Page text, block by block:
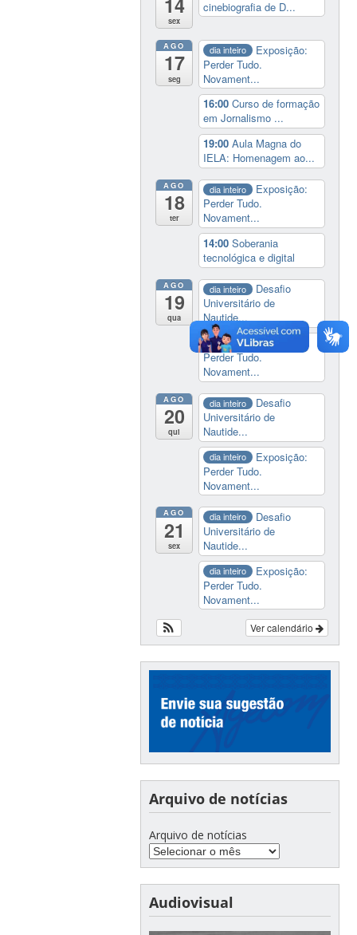
14
sex
cinebiografia de D...
AGO
17
seg
dia inteiro
Exposição:
Perder Tudo.
Novament...
16:00Curso de formação
em Jornalismo ...
19:00Aula Magna do
IELA: Homenagem ao...
AGO
18
ter
dia inteiro
Exposição:
Perder Tudo.
Novament...
14:00Soberania
tecnológica e digital
AGO
19
qua
dia inteiro
Desafio
Universitário de
Nautide...
dia inteiro
Exposição:
Perder Tudo.
Novament...
AGO
20
qui
dia inteiro
Desafio
Universitário de
Nautide...
dia inteiro
Exposição:
Perder Tudo.
Novament...
AGO
21
sex
dia inteiro
Desafio
Universitário de
Nautide...
dia inteiro
Exposição:
Perder Tudo.
Novament...
Ver calendário
Arquivo de notícias
Arquivo de notícias
Audiovisual